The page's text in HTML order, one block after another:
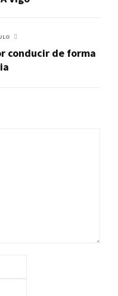
conducir de forma